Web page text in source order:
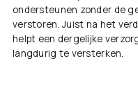
ondersteunen zonder de
verstoren. Juist na het
helpt een dergelijke
langdurig te versterken.